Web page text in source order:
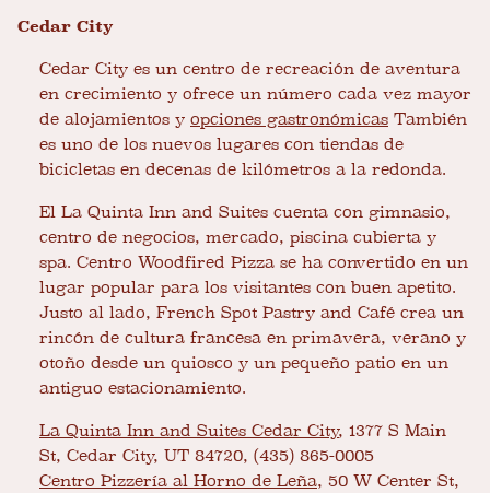
Cedar City
Cedar City es un centro de recreación de aventura
en crecimiento y ofrece un número cada vez mayor
de alojamientos y opciones gastronómicas También
es uno de los nuevos lugares con tiendas de
bicicletas en decenas de kilómetros a la redonda.
El La Quinta Inn and Suites cuenta con gimnasio,
centro de negocios, mercado, piscina cubierta y
spa. Centro Woodfired Pizza se ha convertido en un
lugar popular para los visitantes con buen apetito.
Justo al lado, French Spot Pastry and Café crea un
rincón de cultura francesa en primavera, verano y
otoño desde un quiosco y un pequeño patio en un
antiguo estacionamiento.
La Quinta Inn and Suites Cedar City, 1377 S Main
St, Cedar City, UT 84720, (435) 865-0005
Centro Pizzería al Horno de Leña, 50 W Center St,